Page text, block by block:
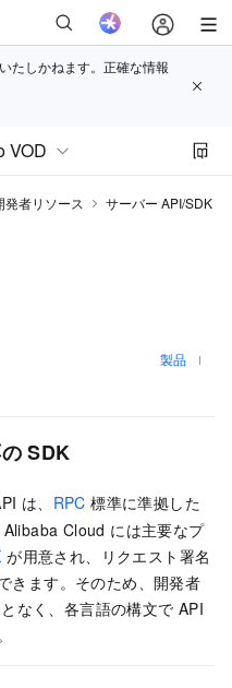
たしかねます。正確な情報
VOD
発者リソース
サーバー API/SDK
製品
SDK
は、 RPC 標準に準拠した
Cloud には主要なプ
が用意され、リクエスト署名
きます。そのため、開発者
なく、各言語の構文で API